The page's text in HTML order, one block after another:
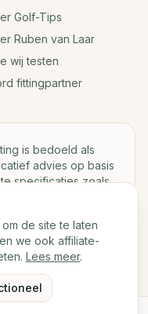
Golf-Tips
Ruben van Laar
wij testen
fittingpartner
is bedoeld als
advies op basis
specificaties zoals
blijft een fysieke
keuze.
van
de site te laten
we ook affiliate-
Lees meer.